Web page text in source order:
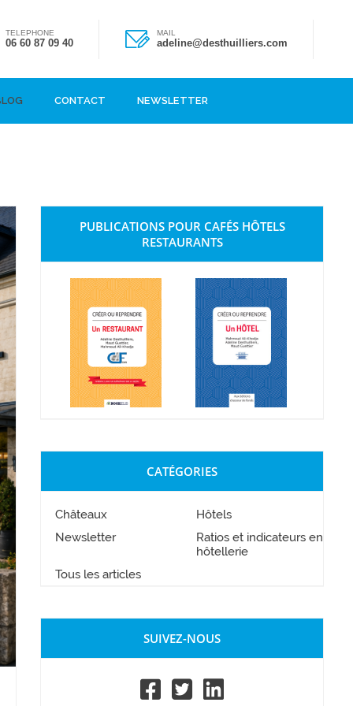
TELEPHONE
06 60 87 09 40
MAIL
adeline@desthuilliers.com
CONTACT NEWSLETTER
PUBLICATIONS POUR CAFÉS HÔTELS
RESTAURANTS
CATÉGORIES
Châteaux
Hôtels
Newsletter
Ratios et indicateurs en
hôtellerie
Tous les articles
SUIVEZ-NOUS